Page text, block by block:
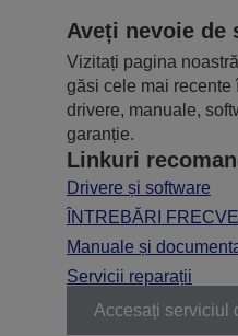
Aveți nevoie de
Vizitați pagina
găsi cele mai recente
drivere, manuale,
garanție.
Linkuri
Drivere și software
ÎNTREBĂRI
Manuale și
Servicii reparații
Accesați serviciul